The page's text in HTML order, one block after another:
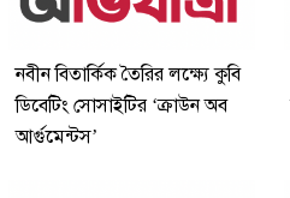
নবীন বিতার্কিক তৈরির লক্ষ্যে কুবি
ডিবেটিং সোসাইটির ‘ক্রাউন অব
আর্গুমেন্টস’